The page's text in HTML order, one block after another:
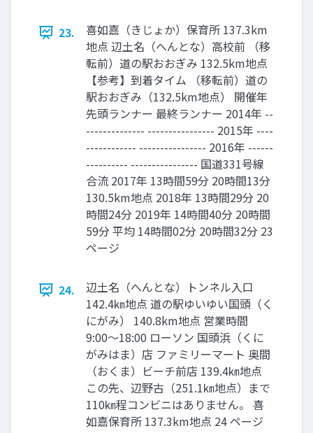
23.
喜如嘉（きじょか）保育所 137.3km
地点 辺土名（へんとな）高校前 （移
転前）道の駅おおぎみ 132.5km地点
【参考】到着タイム （移転前）道の
駅おおぎみ（132.5km地点） 開催年
先頭ランナー 最終ランナー 2014年 --
-------------- ---------------- 2015年 ----
------------ ---------------- 2016年 ------
---------- ---------------- 国道331号線
合流 2017年 13時間59分 20時間13分
130.5km地点 2018年 13時間29分 20
時間24分 2019年 14時間40分 20時間
59分 平均 14時間02分 20時間32分 23
ページ
24.
辺土名（へんとな）トンネル入口
142.4㎞地点 道の駅ゆいゆい国頭（く
にがみ） 140.8km地点 営業時間
9:00〜18:00 ローソン 国頭浜（くに
がみはま）店 ファミリーマート 奥間
（おくま）ビーチ前店 139.4㎞地点
この先、辺野古（251.1㎞地点）まで
110㎞程コンビニはありません。 喜
如嘉保育所 137.3km地点 24 ページ